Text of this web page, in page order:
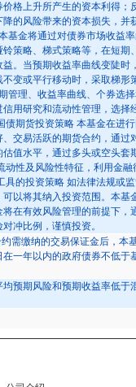
格上升所产生的资本利得；
的风险带来的资本损失，并
基金将通过对债券市场收益
策略、梯式策略等，在短期
。当预期收益率曲线变陡时
变或平行移动时，采取梯形
管理、收益率曲线、个券选
用研究和流动性管理，选择
债期货投资策略 本基金在进
交易活跃的期货合约，通过
值水平，通过多头或空头套
动性及风险性特征，利用金融
具的投资策略 如法律法规或
以将其纳入投资范围。本基
在有效风险管理的前提下，
冲比例，谨慎投资。
需缴纳的交易保证金后，本
一年以内的政府债券不低于
预期风险和预期收益率低于